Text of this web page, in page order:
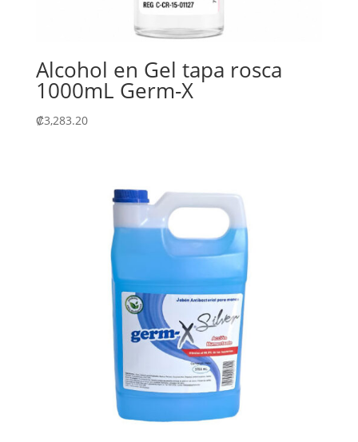
Alcohol en Gel tapa rosca
1000mL Germ-X
₡3,283.20